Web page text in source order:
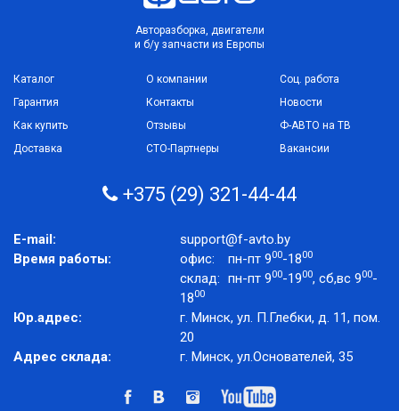
Авторазборка, двигатели
и б/у запчасти из Европы
Каталог
Гарантия
Как купить
Доставка
О компании
Контакты
Отзывы
СТО-Партнеры
Соц. работа
Новости
Ф-АВТО на ТВ
Вакансии
+375 (29) 321-44-44
E-mail:
support@f-avto.by
Время работы:
офис: пн-пт 900-1800
склад: пн-пт 900-1900, сб,вс 900-
1800
Юр.адрес:
г. Минск, ул. П.Глебки, д. 11, пом.
20
Адрес склада:
г. Минск, ул.Основателей, 35